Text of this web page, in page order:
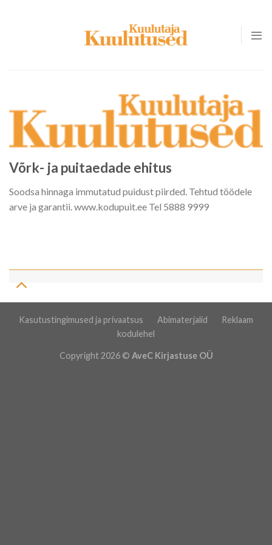
Võrk- ja puitaedade ehitus
Soodsa hinnaga immutatud puidust piirded. Tehtud töödele
arve ja garantii. www.kodupuit.ee Tel 5888 9999
Kasutustingimused ja privaatsus Abimaterjalid
Reklaam
kodulehel
Copyright 2026 © AveC Kirjastuse OÜ